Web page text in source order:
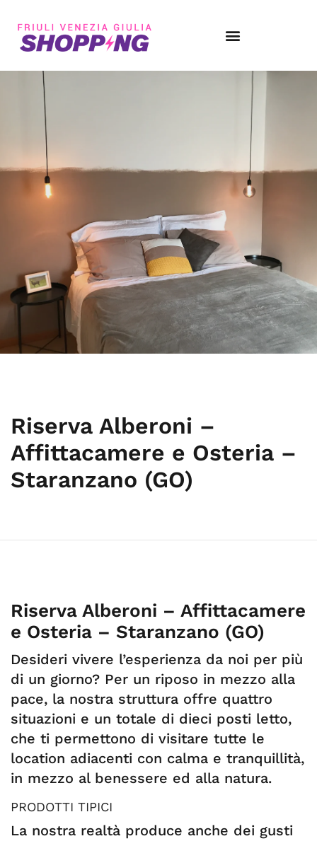
Riserva Alberoni –
Affittacamere e Osteria –
Staranzano (GO)
Riserva Alberoni – Affittacamere
e Osteria – Staranzano (GO)
Desideri vivere l’esperienza da noi per più
di un giorno? Per un riposo in mezzo alla
pace, la nostra struttura offre quattro
situazioni e un totale di dieci posti letto,
che ti permettono di visitare tutte le
location adiacenti con calma e tranquillità,
in mezzo al benessere ed alla natura.
PRODOTTI TIPICI
La nostra realtà produce anche dei gusti